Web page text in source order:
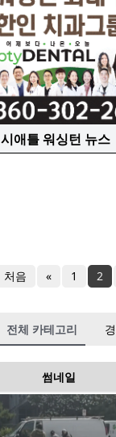
시애틀 워싱턴 뉴스
처음 « 1 2
전체 카테고리
썸네일